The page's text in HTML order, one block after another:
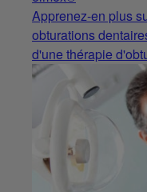
Apprenez-en plus
obturations
d'une thérapie